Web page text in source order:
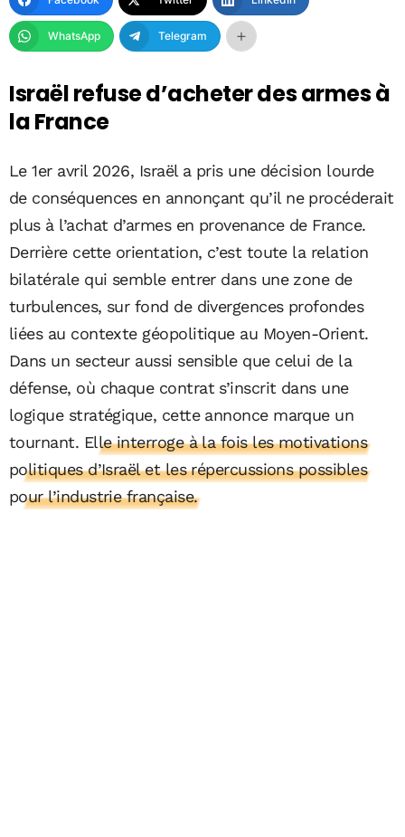
WhatsApp Telegram
Israël refuse d’acheter des armes à
la France
Le 1er avril 2026, Israël a pris une décision lourde
de conséquences en annonçant qu’il ne procéderait
plus à l’achat d’armes en provenance de France.
Derrière cette orientation, c’est toute la relation
bilatérale qui semble entrer dans une zone de
turbulences, sur fond de divergences profondes
liées au contexte géopolitique au Moyen-Orient.
Dans un secteur aussi sensible que celui de la
défense, où chaque contrat s’inscrit dans une
logique stratégique, cette annonce marque un
tournant. Elle interroge à la fois les motivations
politiques d’Israël et les répercussions possibles
pour l’industrie française.